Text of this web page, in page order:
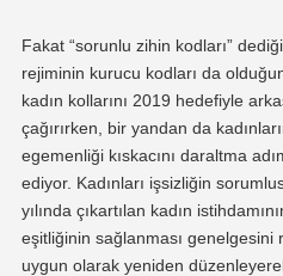
Fakat “sorunlu zihin kodları”
rejiminin kurucu kodları da
kadın kollarını 2019 hedefiyle
çağırırken, bir yandan da
egemenliği kıskacını daraltma
ediyor. Kadınları işsizliğin
yılında çıkartılan kadın
eşitliğinin sağlanması genelgesini
uygun olarak yeniden